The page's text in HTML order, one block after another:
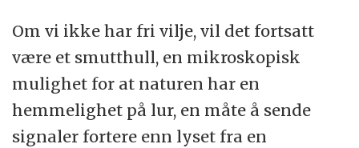
Om vi ikke har fri vilje, vil det fortsatt
være et smutthull, en mikroskopisk
mulighet for at naturen har en
hemmelighet på lur, en måte å sende
signaler fortere enn lyset fra en